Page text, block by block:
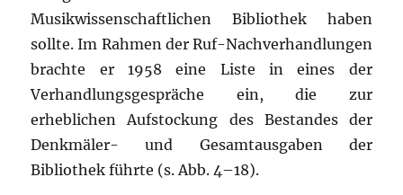
Musikwissenschaftlichen Bibliothek haben
sollte. Im Rahmen der Ruf-Nachverhandlungen
brachte er 1958 eine Liste in eines der
Verhandlungsgespräche ein, die zur
erheblichen Aufstockung des Bestandes der
Denkmäler- und Gesamtausgaben der
Bibliothek führte (s. Abb. 4–18).